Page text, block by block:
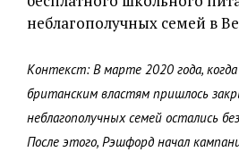
неблагополучных семей в
Контекст: В марте 2020 года,
британским властям пришлось
неблагополучных семей остались
После этого, Рэшфорд начал